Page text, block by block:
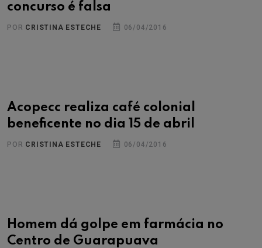
concurso é falsa
POR CRISTINA ESTECHE 06/04/2016
Acopecc realiza café colonial
beneficente no dia 15 de abril
POR CRISTINA ESTECHE 06/04/2016
Homem dá golpe em farmácia no
Centro de Guarapuava